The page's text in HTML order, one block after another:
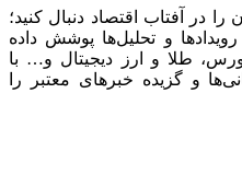
را در آفتاب اقتصاد دنبال کنید؛
و تحلیل‌ها پوشش داده
طلا و ارز دیجیتال و… با
و گزیده خبرهای معتبر را